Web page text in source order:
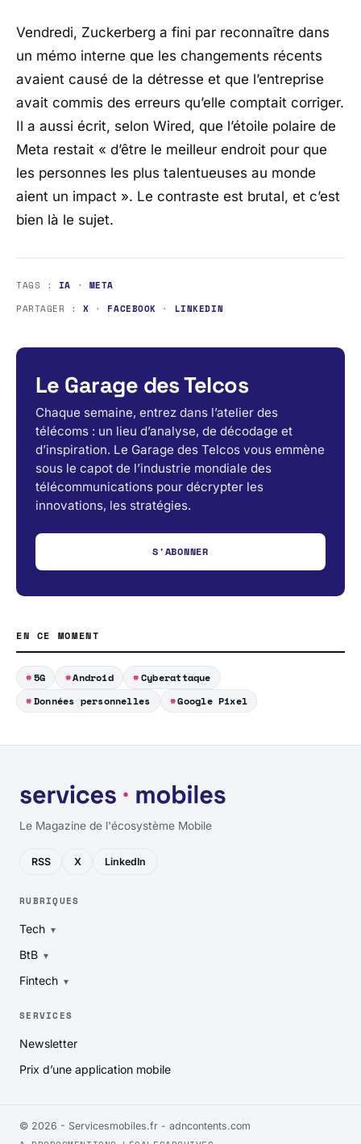
Vendredi, Zuckerberg a fini par reconnaître dans
un mémo interne que les changements récents
avaient causé de la détresse et que l’entreprise
avait commis des erreurs qu’elle comptait corriger.
Il a aussi écrit, selon Wired, que l’étoile polaire de
Meta restait « d’être le meilleur endroit pour que
les personnes les plus talentueuses au monde
aient un impact ». Le contraste est brutal, et c’est
bien là le sujet.
TAGS : IA · META
PARTAGER :X · FACEBOOK · LINKEDIN
Le Garage des Telcos
Chaque semaine, entrez dans l’atelier des
télécoms : un lieu d’analyse, de décodage et
d’inspiration. Le Garage des Telcos vous emmène
sous le capot de l’industrie mondiale des
télécommunications pour décrypter les
innovations, les stratégies.
S'ABONNER
EN CE MOMENT
5G Android
Cyberattaque
Données personnelles
Google Pixel
Le Magazine de l'écosystème Mobile
RSS X LinkedIn
RUBRIQUES
Tech
BtB
Fintech
SERVICES
Newsletter
Prix d’une application mobile
© 2026 - Servicesmobiles.fr - adncontents.com